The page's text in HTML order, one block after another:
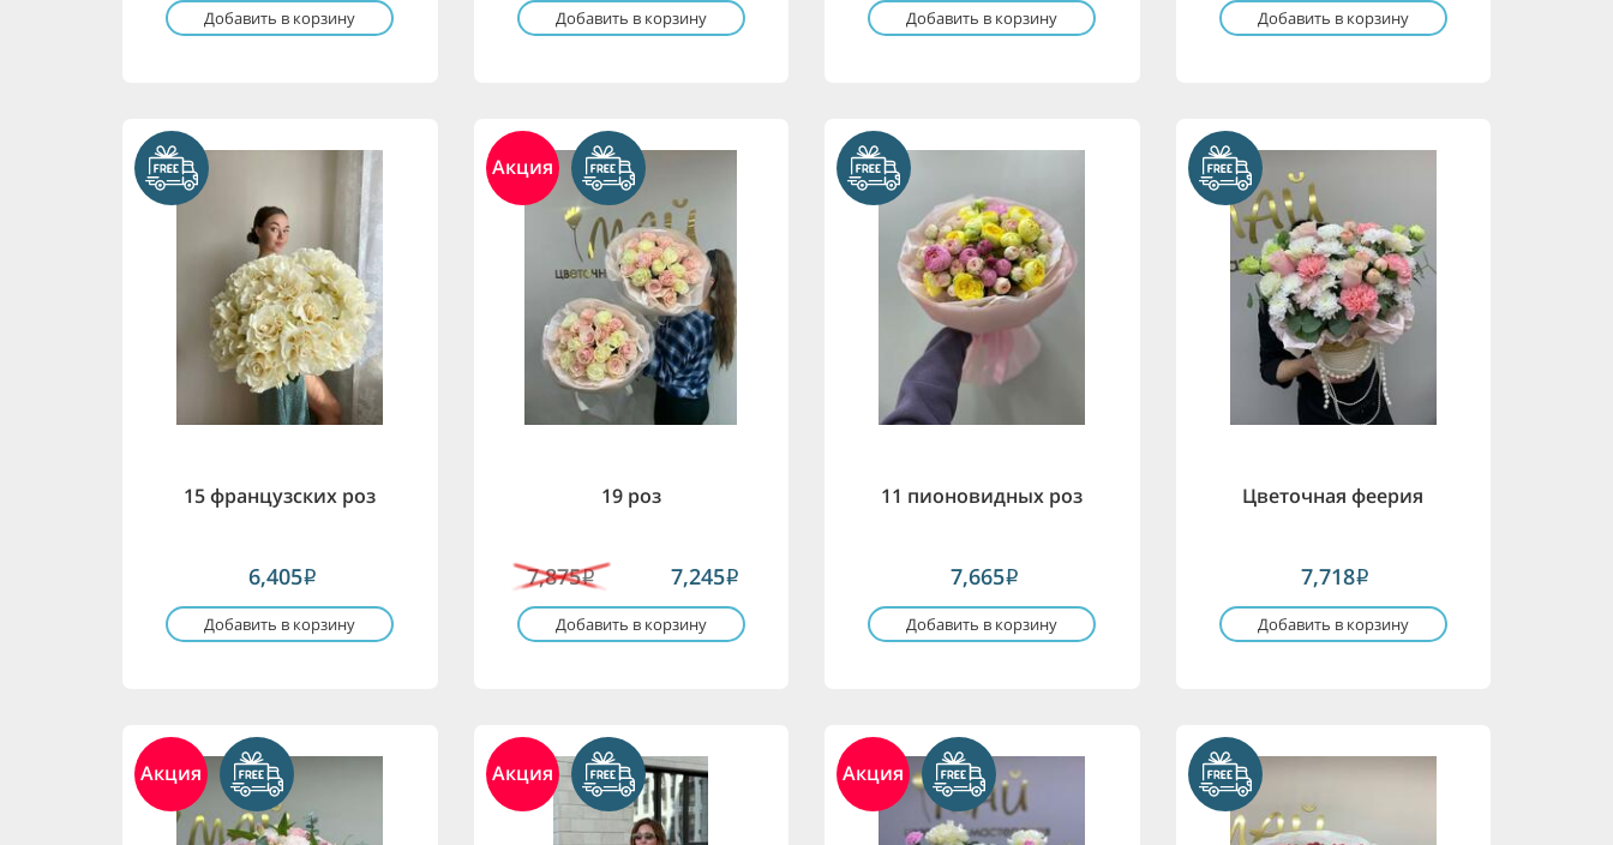
Добавить в корзину Добавить в корзину Добавить в корзину Добавить в корзину
15 французских роз
6,405i
Добавить в корзину
Акция
19 роз
7,875i 7,245i
Добавить в корзину
11 пионовидных роз
7,665i
Добавить в корзину
Цветочная феерия
7,718i
Добавить в корзину
Акция Акция Акция